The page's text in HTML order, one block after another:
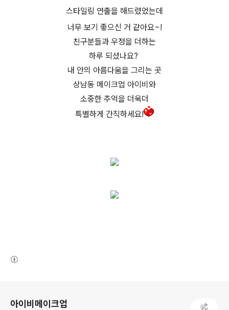
스타일링 연출을 해드렸었는데
너무 보기 좋으신 거 같아요~!
친구분들과 우정을 더하는
하루 되셨나요?
내 안의 아름다움을 그리는 곳
상남동 메이크업 아이비와
소중한 추억을 더욱더
특별하게 간직하세요!
아이비메이크업